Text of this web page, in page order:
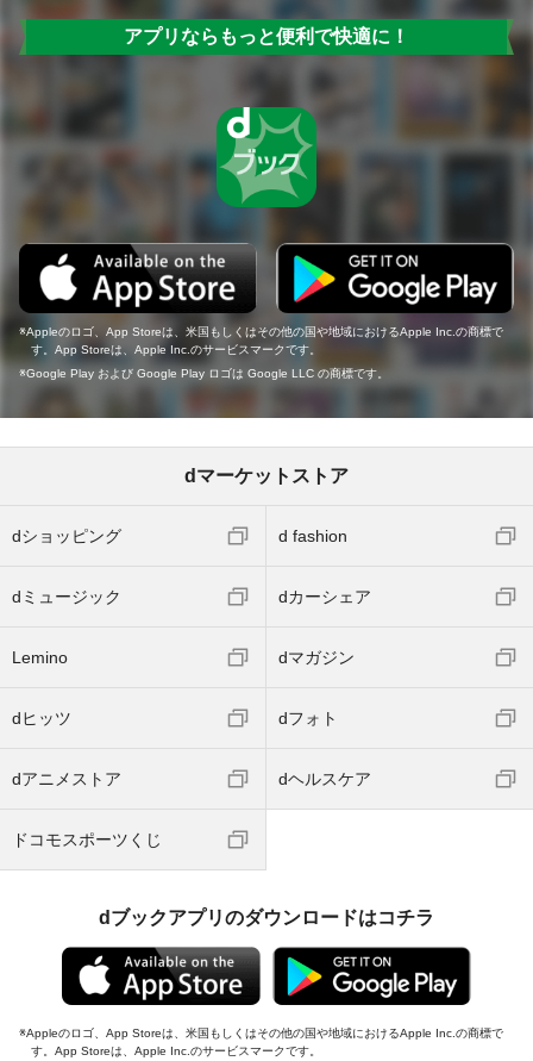
アプリならもっと便利で快適に！
Appleのロゴ、App Storeは、米国もしくはその他の国や地域におけるApple Inc.の商標で
す。App Storeは、Apple Inc.のサービスマークです。
Google Play および Google Play ロゴは Google LLC の商標です。
dマーケットストア
dショッピング d fashion
dミュージック dカーシェア
Lemino dマガジン
dヒッツ dフォト
dアニメストア dヘルスケア
ドコモスポーツくじ
dブックアプリのダウンロードはコチラ
Appleのロゴ、App Storeは、米国もしくはその他の国や地域におけるApple Inc.の商標で
す。App Storeは、Apple Inc.のサービスマークです。